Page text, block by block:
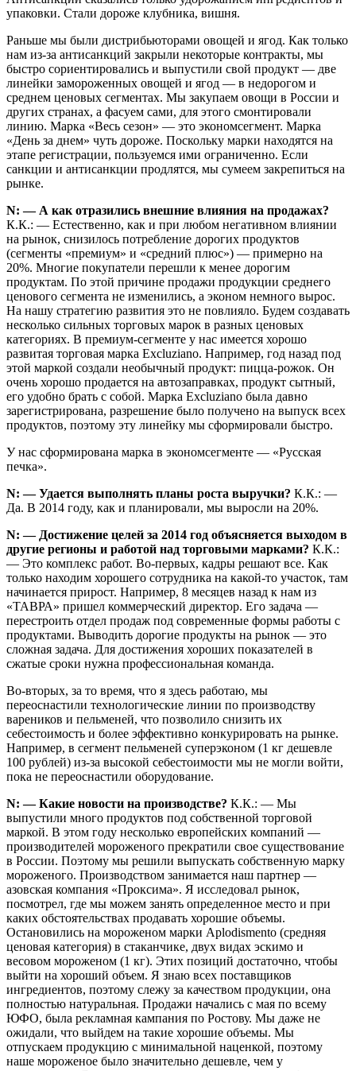
упаковки. Стали дороже клубника, вишня.
Раньше мы были дистрибьюторами овощей и ягод. Как только
нам из-за антисанкций закрыли некоторые контракты, мы
быстро сориентировались и выпустили свой продукт — две
линейки замороженных овощей и ягод — в недорогом и
среднем ценовых сегментах. Мы закупаем овощи в России и
других странах, а фасуем сами, для этого смонтировали
линию. Марка «Весь сезон» — это экономсегмент. Марка
«День за днем» чуть дороже. Поскольку марки находятся на
этапе регистрации, пользуемся ими ограниченно. Если
санкции и антисанкции продлятся, мы сумеем закрепиться на
рынке.
N: — А как отразились внешние влияния на продажах?
К.К.: — Естественно, как и при любом негативном влиянии
на рынок, снизилось потребление дорогих продуктов
(сегменты «премиум» и «средний плюс») — примерно на
20%. Многие покупатели перешли к менее дорогим
продуктам. По этой причине продажи продукции среднего
ценового сегмента не изменились, а эконом немного вырос.
На нашу стратегию развития это не повлияло. Будем создавать
несколько сильных торговых марок в разных ценовых
категориях. В премиум-сегменте у нас имеется хорошо
развитая торговая марка Exсluziano. Например, год назад под
этой маркой создали необычный продукт: пицца-рожок. Он
очень хорошо продается на автозаправках, продукт сытный,
его удобно брать с собой. Марка Exсluziano была давно
зарегистрирована, разрешение было получено на выпуск всех
продуктов, поэтому эту линейку мы сформировали быстро.
У нас сформирована марка в экономсегменте — «Русская
печка».
N: — Удается выполнять планы роста выручки? К.К.: —
Да. В 2014 году, как и планировали, мы выросли на 20%.
N: — Достижение целей за 2014 год объясняется выходом в
другие регионы и работой над торговыми марками? К.К.:
— Это комплекс работ. Во-первых, кадры решают все. Как
только находим хорошего сотрудника на какой-то участок, там
начинается прирост. Например, 8 месяцев назад к нам из
«ТАВРА» пришел коммерческий директор. Его задача —
перестроить отдел продаж под современные формы работы с
продуктами. Выводить дорогие продукты на рынок — это
сложная задача. Для достижения хороших показателей в
сжатые сроки нужна профессиональная команда.
Во-вторых, за то время, что я здесь работаю, мы
переоснастили технологические линии по производству
вареников и пельменей, что позволило снизить их
себестоимость и более эф­фективно конкурировать на рынке.
Например, в сегмент пельменей суперэконом (1 кг дешевле
100 рублей) из-за высокой себестоимости мы не могли войти,
пока не переоснас­тили оборудование.
N: — Какие новости на производстве? К.К.: — Мы
выпустили много продуктов под собственной торговой
маркой. В этом году несколько европейских компаний —
производителей мороженого прекратили свое существование
в России. Поэтому мы решили выпускать собственную марку
мороженого. Производством занимается наш партнер —
азовская компания «Проксима». Я исследовал рынок,
посмотрел, где мы можем занять определенное место и при
каких обстоятельствах продавать хорошие объемы.
Остановились на мороженом марки Aplo­dismento (средняя
ценовая категория) в стаканчике, двух видах эскимо и
весовом мороженом (1 кг). Этих позиций достаточно, чтобы
выйти на хороший объем. Я знаю всех поставщиков
ингредиентов, поэтому слежу за качеством продукции, она
полностью натуральная. Продажи начались с мая по всему
ЮФО, была рекламная кампания по Ростову. Мы даже не
ожидали, что выйдем на такие хорошие объемы. Мы
отпускаем продукцию с минимальной наценкой, поэтому
наше мороженое было значительно дешевле, чем у